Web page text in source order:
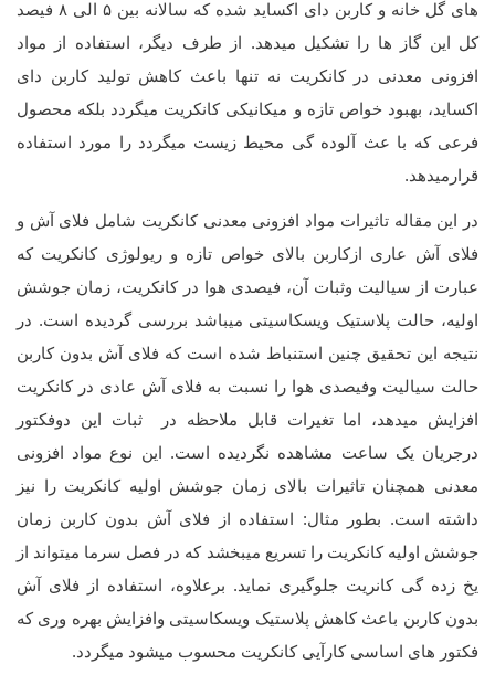
های گل خانه و کاربن دای اکساید شده که سالانه بین ۵ الی ۸ فیصد
کل این گاز ها را تشکیل میدهد. از طرف دیگر، استفاده از مواد
افزونی معدنی در کانکریت نه تنها باعث کاهش تولید کاربن دای
اکساید، بهبود خواص تازه و میکانیکی کانکریت میگردد بلکه محصول
فرعی که با عث آلوده گی محیط زیست میگردد را مورد استفاده
قرارمیدهد.
در این مقاله تاثیرات مواد افزونی معدنی کانکریت شامل فلای آش و
فلای آش عاری ازکاربن بالای خواص تازه و ریولوژی کانکریت که
عبارت از سیالیت وثبات آن، فیصدی هوا در کانکریت، زمان جوشش
اولیه، حالت پلاستیک ویسکاسیتی میباشد بررسی گردیده است. در
نتیجه این تحقیق چنین استنباط شده است که فلای آش بدون کاربن
حالت سیالیت وفیصدی هوا را نسبت به فلای آش عادی در کانکریت
افزایش میدهد، اما تغیرات قابل ملاحظه در ثبات این دوفکتور
درجریان یک ساعت مشاهده نگردیده است. این نوع مواد افزونی
معدنی همچنان تاثیرات بالای زمان جوشش اولیه کانکریت را نیز
داشته است. بطور مثال: استفاده از فلای آش بدون کاربن زمان
جوشش اولیه کانکریت را تسریع میبخشد که در فصل سرما میتواند از
یخ زده گی کانریت جلوگیری نماید. برعلاوه، استفاده از فلای آش
بدون کاربن باعث کاهش پلاستیک ویسکاسیتی وافزایش بهره وری که
فکتور های اساسی کارآیی کانکریت محسوب میشود میگردد.